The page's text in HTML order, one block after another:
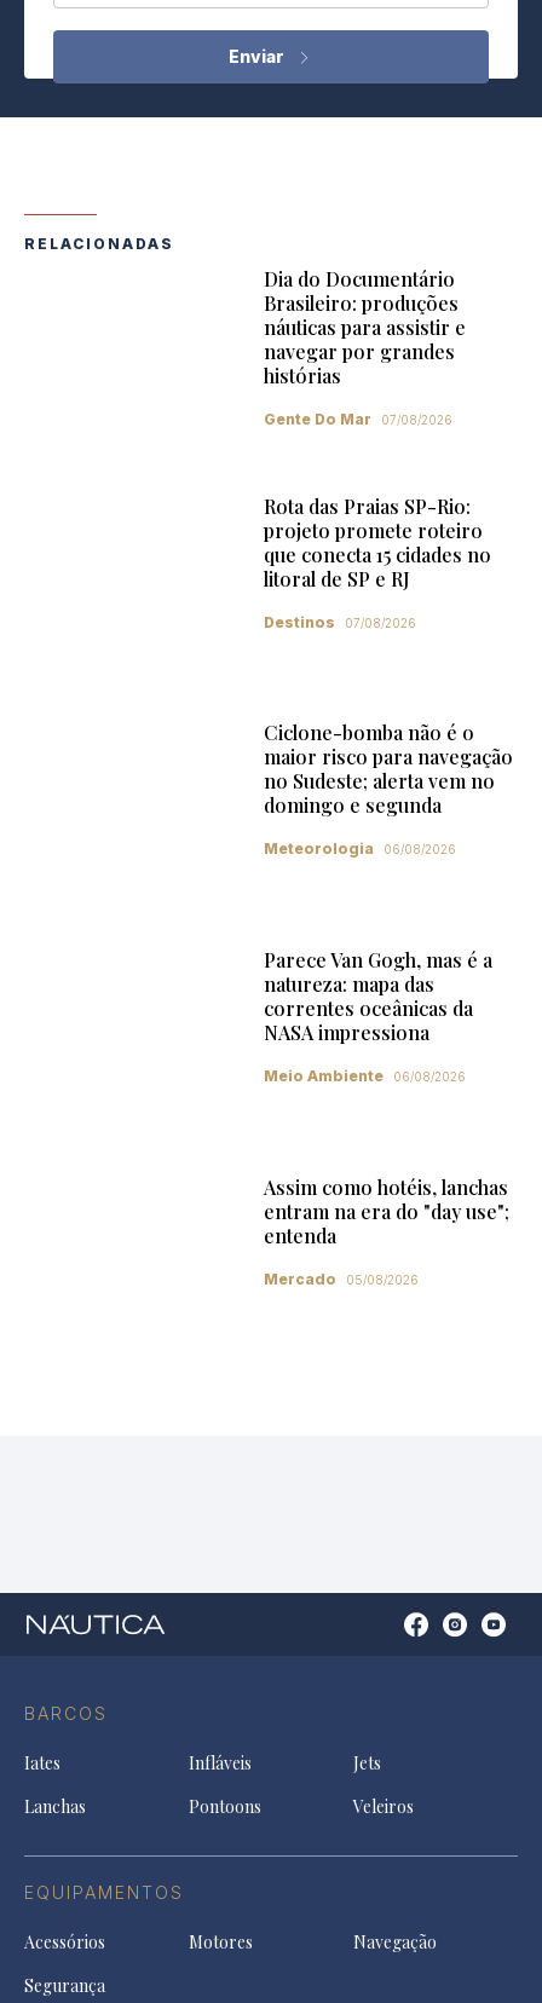
RELACIONADAS
Dia do Documentário
Brasileiro: produções
náuticas para assistir e
navegar por grandes
histórias
Gente Do Mar 07/08/2026
Rota das Praias SP-Rio:
projeto promete roteiro
que conecta 15 cidades no
litoral de SP e RJ
Destinos 07/08/2026
Ciclone-bomba não é o
maior risco para navegação
no Sudeste; alerta vem no
domingo e segunda
Meteorologia 06/08/2026
Parece Van Gogh, mas é a
natureza: mapa das
correntes oceânicas da
NASA impressiona
Meio Ambiente 06/08/2026
Assim como hotéis, lanchas
entram na era do "day use";
entenda
Mercado 05/08/2026
BARCOS
Iates Infláveis
Jets
Lanchas
Pontoons Veleiros
EQUIPAMENTOS
Acessórios Motores
Navegação
Segurança
OpenOpenOpen